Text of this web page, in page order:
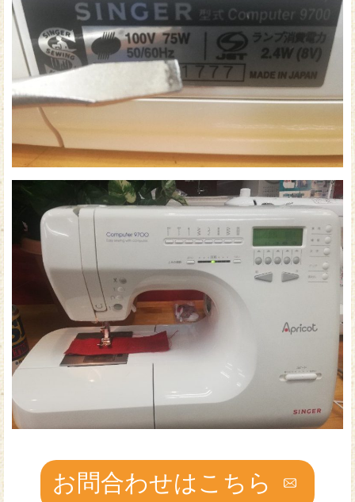
お問合わせはこちら